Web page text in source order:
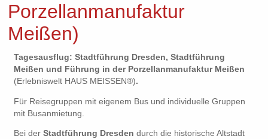
Porzellanmanufaktur
Meißen)
Tagesausflug: Stadtführung Dresden, Stadtführung
Meißen und Führung in der Porzellanmanufaktur Meißen
(Erlebniswelt HAUS MEISSEN®).
Für Reisegruppen mit eigenem Bus und individuelle Gruppen
mit Busanmietung.
Bei derStadtführung Dresden durch die historische Altstadt